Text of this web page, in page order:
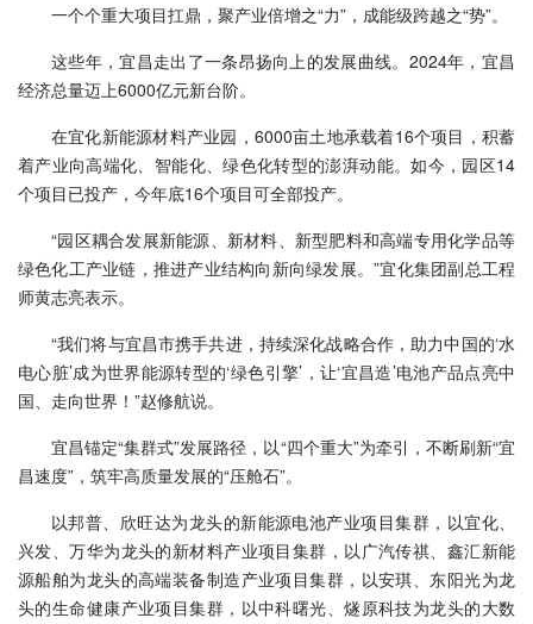
一个个重大项目扛鼎，聚产业倍增之“力”，成能级跨越之“势”。
这些年，宜昌走出了一条昂扬向上的发展曲线。2024年，宜昌
经济总量迈上6000亿元新台阶。
在宜化新能源材料产业园，6000亩土地承载着16个项目，积蓄
着产业向高端化、智能化、绿色化转型的澎湃动能。如今，园区14
个项目已投产，今年底16个项目可全部投产。
“园区耦合发展新能源、新材料、新型肥料和高端专用化学品等
绿色化工产业链，推进产业结构向新向绿发展。”宜化集团副总工程
师黄志亮表示。
“我们将与宜昌市携手共进，持续深化战略合作，助力中国的‘水
电心脏’成为世界能源转型的‘绿色引擎’，让‘宜昌造’电池产品点亮中
国、走向世界！”赵修航说。
宜昌锚定“集群式”发展路径，以“四个重大”为牵引，不断刷新“宜
昌速度”，筑牢高质量发展的“压舱石”。
以邦普、欣旺达为龙头的新能源电池产业项目集群，以宜化、
兴发、万华为龙头的新材料产业项目集群，以广汽传祺、鑫汇新能
源船舶为龙头的高端装备制造产业项目集群，以安琪、东阳光为龙
头的生命健康产业项目集群，以中科曙光、燧原科技为龙头的大数